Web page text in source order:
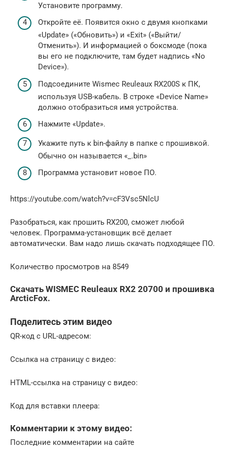
Установите программу.
Откройте её. Появится окно с двумя кнопками
«Update» («Обновить») и «Exit» («Выйти/
Отменить»). И информацией о боксмоде (пока
вы его не подключите, там будет надпись «No
Device»).
Подсоедините Wismec Reuleaux RX200S к ПК,
используя USB-кабель. В строке «Device Name»
должно отобразиться имя устройства.
Нажмите «Update».
Укажите путь к bin-файлу в папке с прошивкой.
Обычно он называется «_.bin»
Программа установит новое ПО.
https://youtube.com/watch?v=cF3Vsc5NlcU
Разобраться, как прошить RX200, сможет любой
человек. Программа-установщик всё делает
автоматически. Вам надо лишь скачать подходящее ПО.
Количество просмотров на 8549
Скачать WISMEC Reuleaux RX2 20700 и прошивка
ArcticFox.
Поделитесь этим видео
QR-код с URL-адресом:
Ссылка на страницу с видео:
HTML-ссылка на страницу с видео:
Код для вставки плеера:
Комментарии к этому видео:
Последние комментарии на сайте